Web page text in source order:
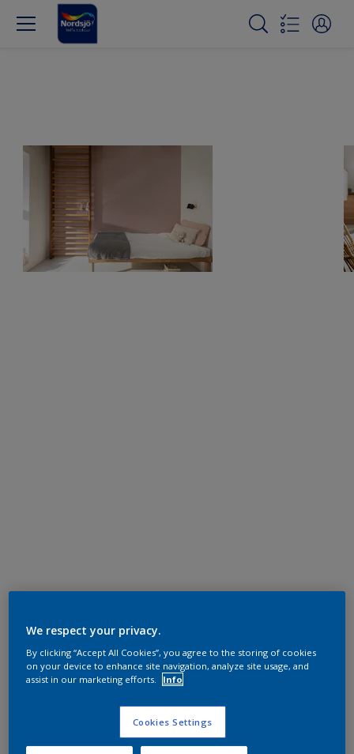
We respect your privacy.
By clicking “Accept All Cookies”, you agree to the storing of cookies
on your device to enhance site navigation, analyze site usage, and
assist in our marketing efforts.
Info
Cookies Settings